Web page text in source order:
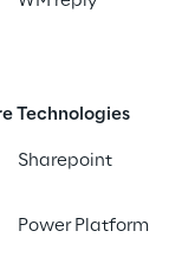
Technologies
Sharepoint
Power Platform